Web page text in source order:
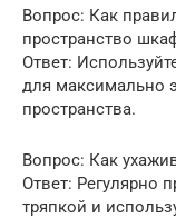
Вопрос: Как
пространство
Ответ:
для максимально
пространства.
Вопрос: Как
Ответ: Регулярно
тряпкой и